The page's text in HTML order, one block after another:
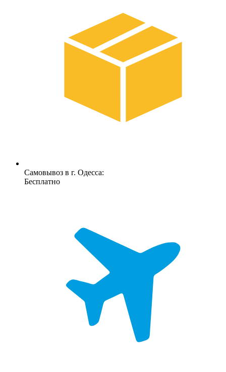
Самовывоз в г. Одесса:
Бесплатно